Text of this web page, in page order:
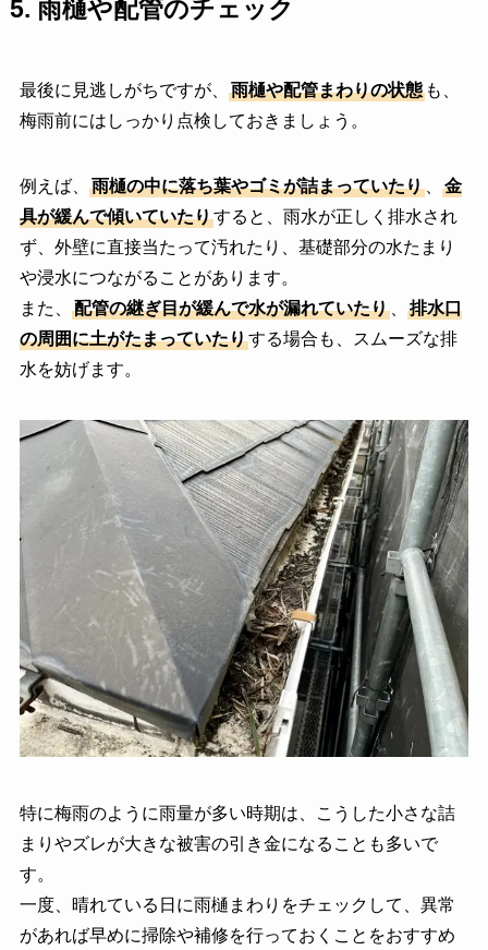
5. 雨樋や配管のチェック
最後に見逃しがちですが、 雨樋や配管まわりの状態も、
梅雨前にはしっかり点検しておきましょう。
例えば、 雨樋の中に落ち葉やゴミが詰まっていたり、
金
具が緩んで傾いていたりすると、雨水が正しく排水され
ず、外壁に直接当たって汚れたり、基礎部分の水たまり
や浸水につながることがあります。
また、
配管の継ぎ目が緩んで水が漏れていたり、
排水口
の周囲に土がたまっていたりする場合も、スムーズな排
水を妨げます。
特に梅雨のように雨量が多い時期は、こうした小さな詰
まりやズレが大きな被害の引き金になることも多いで
す。
一度、晴れている日に雨樋まわりをチェックして、異常
があれば早めに掃除や補修を行っておくことをおすすめ